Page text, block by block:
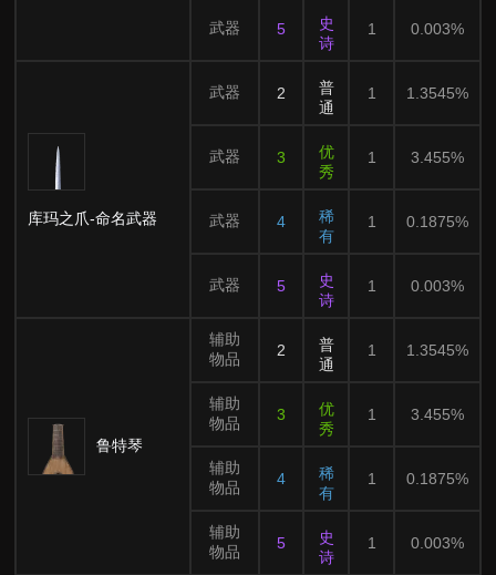
武器 5
史
诗
1 0.003%
库玛之爪-命名武器
武器 2
普
通
1 1.3545%
武器 3
优
秀
1 3.455%
武器 4
稀
有
1 0.1875%
武器 5
史
诗
1 0.003%
鲁特琴
辅助
物品
2
普
通
1 1.3545%
辅助
物品
3
优
秀
1 3.455%
辅助
物品
4
稀
有
1 0.1875%
辅助
物品
5
史
诗
1 0.003%